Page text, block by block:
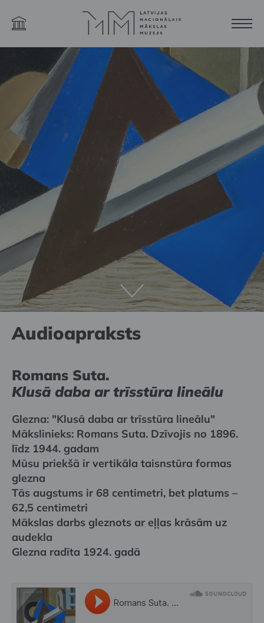
Audioapraksts
Romans Suta.
Klusā daba ar trīsstūra lineālu
Glezna: "Klusā daba ar trīsstūra lineālu"
Mākslinieks: Romans Suta. Dzīvojis no 1896.
līdz 1944. gadam
Mūsu priekšā ir vertikāla taisnstūra formas
glezna
Tās augstums ir 68 centimetri, bet platums –
62,5 centimetri
Mākslas darbs gleznots ar eļļas krāsām uz
audekla
Glezna radīta 1924. gadā